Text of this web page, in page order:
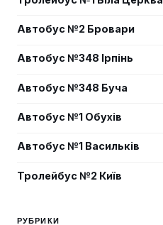
Автобус №2 Бровари
Автобус №348 Ірпінь
Автобус №348 Буча
Автобус №1 Обухів
Автобус №1 Васильків
Тролейбус №2 Київ
РУБРИКИ